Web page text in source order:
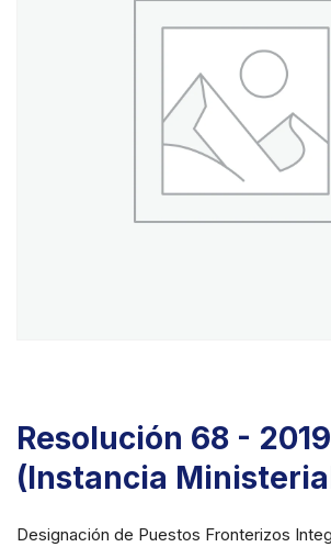
Resolución 68 - 2019
(Instancia
Designación de Puestos Fronterizos